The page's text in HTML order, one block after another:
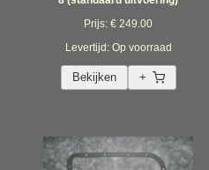
Prijs: € 249.00
Levertijd: Op voorraad
Bekijken +